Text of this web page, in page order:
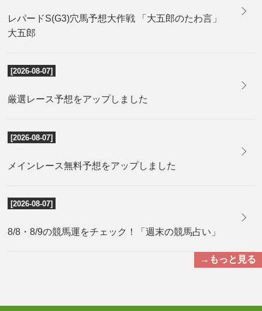
レパードS(G3)穴馬予想大作戦 「大五郎のたわ言」
大五郎
[2026-08-07]
厳選レース予想をアップしました
[2026-08-07]
メインレース無料予想をアップしました
[2026-08-07]
8/8・8/9の競馬運をチェック！「週末の競馬占い」
→もっと見る